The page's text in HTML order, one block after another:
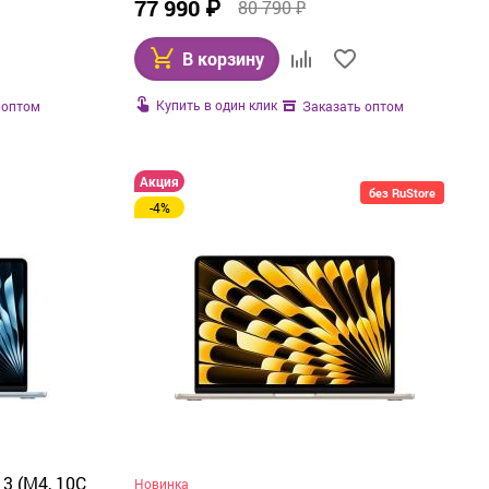
77 990 ₽ 80 790 ₽
В корзину
Купить в один клик Заказать оптом
(M4, 10C
без RuStore
Акция
-4%
Новинка